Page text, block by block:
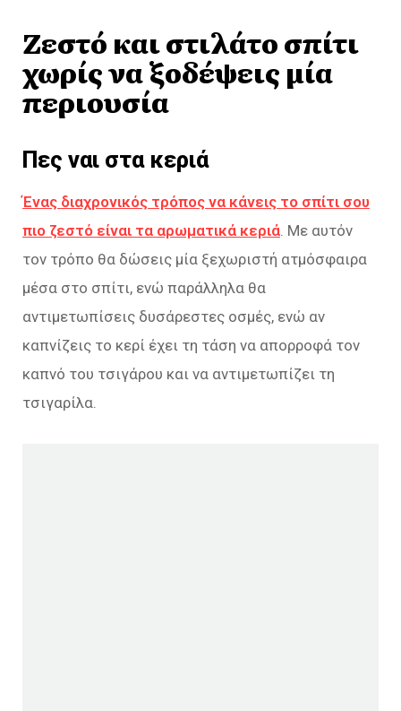
Ζεστό και στιλάτο σπίτι
χωρίς να ξοδέψεις μία
περιουσία
Πες ναι στα κεριά
Ένας διαχρονικός τρόπος να κάνεις το σπίτι σου
πιο ζεστό είναι τα αρωματικά κεριά . Με αυτόν
τον τρόπο θα δώσεις μία ξεχωριστή ατμόσφαιρα
μέσα στο σπίτι, ενώ παράλληλα θα
αντιμετωπίσεις δυσάρεστες οσμές, ενώ αν
καπνίζεις το κερί έχει τη τάση να απορροφά τον
καπνό του τσιγάρου και να αντιμετωπίζει τη
τσιγαρίλα.